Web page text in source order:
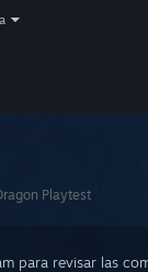
Playtest
para revisar las